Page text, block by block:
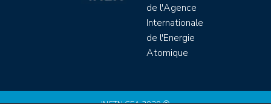
de l'Agence
Internationale
de l'Energie
Atomique